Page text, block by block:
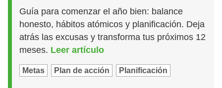
Guía para comenzar el año bien: balance
honesto, hábitos atómicos y planificación. Deja
atrás las excusas y transforma tus próximos 12
meses. Leer artículo
Metas Plan de acción Planificación